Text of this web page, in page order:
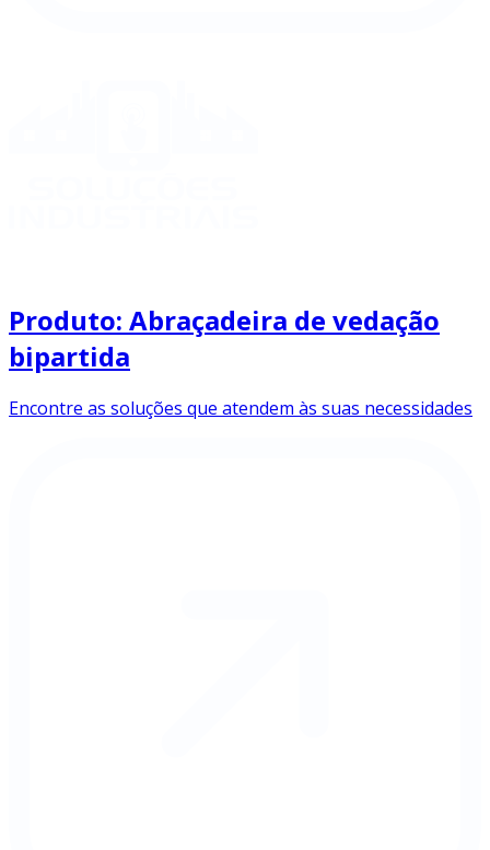
Produto: Abraçadeira de vedação
bipartida
Encontre as soluções que atendem às suas necessidades